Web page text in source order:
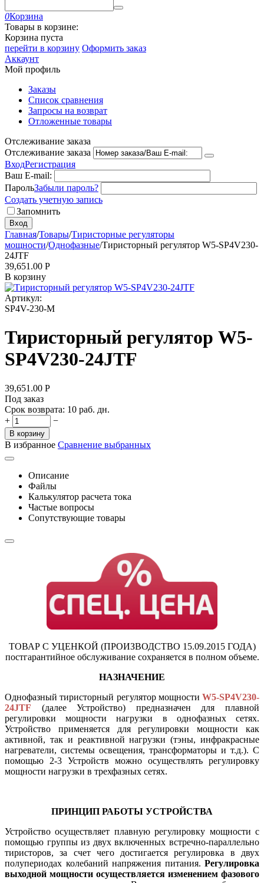
0Корзина
Товары в корзине:
Корзина пуста
перейти в корзину Оформить заказ
Аккаунт
Мой профиль
Заказы
Список сравнения
Запросы на возврат
Отложенные товары
Отслеживание заказа
Отслеживание заказа
ВходРегистрация
Ваш E-mail:
ПарольЗабыли пароль?
Создать учетную запись
Запомнить
Вход
Главная/Товары/Тиристорные регуляторы
мощности/Однофазные/Тиристорный регулятор W5-SP4V230-
24JTF
39,651.00 Р
В корзину
Артикул:
SP4V-230-М
Тиристорный регулятор W5-
SP4V230-24JTF
39,651.00 Р
Под заказ
Срок возврата: 10 раб. дн.
+
−
В корзину
В избранное Сравнение выбранных
Описание
Файлы
Калькулятор расчета тока
Частые вопросы
Сопутствующие товары
ТОВАР С УЦЕНКОЙ (ПРОИЗВОДСТВО 15.09.2015 ГОДА)
постгарантийное обслуживание сохраняется в полном объеме.
НАЗНАЧЕНИЕ
Однофазный тиристорный регулятор мощности W5-SP4V230-
24JTF (далее Устройство) предназначен для плавной
регулировки мощности нагрузки в однофазных сетях.
Устройство применяется для регулировки мощности как
активной, так и реактивной нагрузки (тэны, инфракрасные
нагреватели, системы освещения, трансформаторы и т.д.). С
помощью 2-3 Устройств можно осуществлять регулировку
мощности нагрузки в трехфазных сетях.
ПРИНЦИП РАБОТЫ УСТРОЙСТВА
Устройство осуществляет плавную регулировку мощности с
помощью группы из двух включенных встречно-параллельно
тиристоров, за счет чего достигается регулировка в двух
полупериодах колебаний напряжения питания. Регулировка
выходной мощности осуществляется изменением фазового